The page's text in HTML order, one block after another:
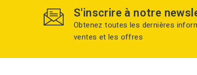
S'inscrire à notre
Obtenez toutes les dernières
ventes et les offres